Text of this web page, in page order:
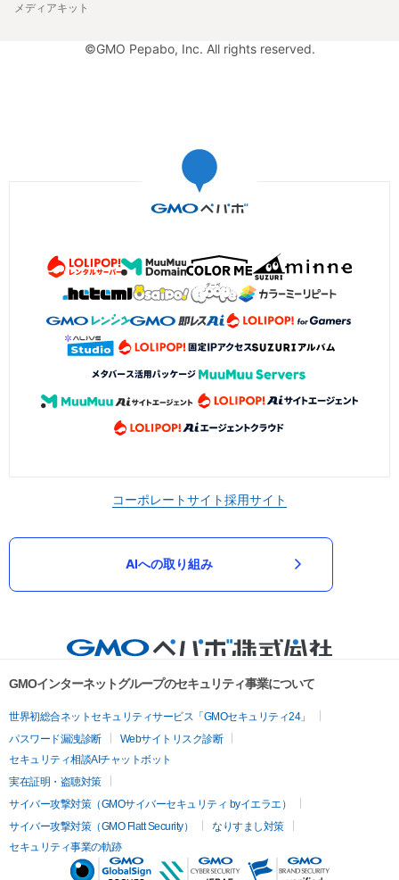
メディアキット
©GMO Pepabo, Inc. All rights reserved.
コーポレートサイト採用サイト
AIへの取り組み
GMOインターネットグループのセキュリティ事業について
世界初総合ネットセキュリティサービス「GMOセキュリティ24」
パスワード漏洩診断
Webサイトリスク診断
セキュリティ相談AIチャットボット
実在証明・盗聴対策
サイバー攻撃対策（GMOサイバーセキュリティ byイエラエ）
サイバー攻撃対策（GMO Flatt Security）
なりすまし対策
セキュリティ事業の軌跡